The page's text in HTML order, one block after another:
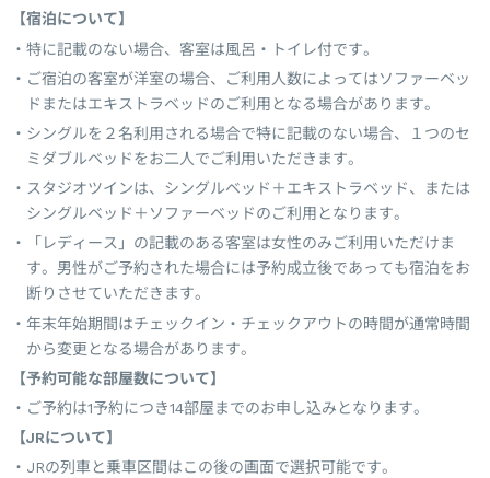
【宿泊について】
特に記載のない場合、客室は風呂・トイレ付です。
ご宿泊の客室が洋室の場合、ご利用人数によってはソファーベッ
ドまたはエキストラベッドのご利用となる場合があります。
シングルを２名利用される場合で特に記載のない場合、１つのセ
ミダブルベッドをお二人でご利用いただきます。
スタジオツインは、シングルベッド＋エキストラベッド、または
シングルベッド＋ソファーベッドのご利用となります。
「レディース」の記載のある客室は女性のみご利用いただけま
す。男性がご予約された場合には予約成立後であっても宿泊をお
断りさせていただきます。
年末年始期間はチェックイン・チェックアウトの時間が通常時間
から変更となる場合があります。
【予約可能な部屋数について】
ご予約は1予約につき14部屋までのお申し込みとなります。
【JRについて】
JRの列車と乗車区間はこの後の画面で選択可能です。